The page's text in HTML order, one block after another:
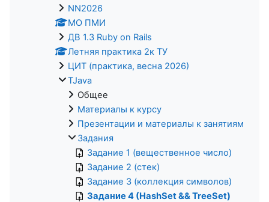
NN2026
МО ПМИ
ДВ 1.3 Ruby on Rails
Летняя практика 2к ТУ
ЦИТ (практика, весна 2026)
TJava
Общее
Материалы к курсу
Презентации и материалы к занятиям
Задания
Задание 1 (вещественное число)
Задание 2 (стек)
Задание 3 (коллекция символов)
Задание 4 (HashSet && TreeSet)